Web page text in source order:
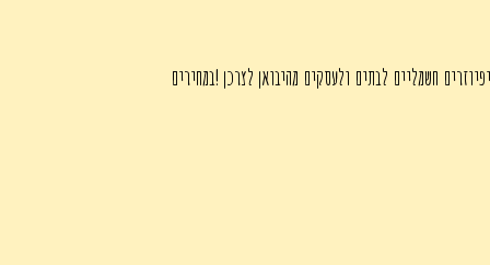
חשמליים לבתים ולעסקים מהיבואן לצרכן !במחירים